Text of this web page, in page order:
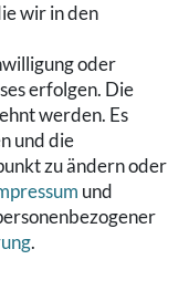
wir in den
oder
erfolgen. Die
werden. Es
und die
zu ändern oder
und
.